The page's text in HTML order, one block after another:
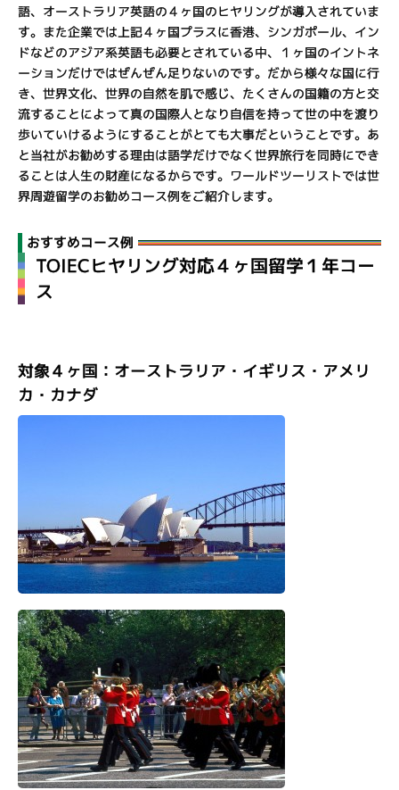
語、オーストラリア英語の４ヶ国のヒヤリングが導入されていま
す。また企業では上記４ヶ国プラスに香港、シンガポール、イン
ドなどのアジア系英語も必要とされている中、１ヶ国のイントネ
ーションだけではぜんぜん足りないのです。だから様々な国に行
き、世界文化、世界の自然を肌で感じ、たくさんの国籍の方と交
流することによって真の国際人となり自信を持って世の中を渡り
歩いていけるようにすることがとても大事だということです。あ
と当社がお勧めする理由は語学だけでなく世界旅行を同時にでき
ることは人生の財産になるからです。ワールドツーリストでは世
界周遊留学のお勧めコース例をご紹介します。
おすすめコース例
TOIECヒヤリング対応４ヶ国留学１年コー
ス
対象４ヶ国：オーストラリア・イギリス・アメリ
カ・カナダ